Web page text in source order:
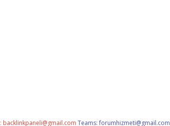
backlinkpaneli@gmail.com Teams:forumhizmeti@gmail.com